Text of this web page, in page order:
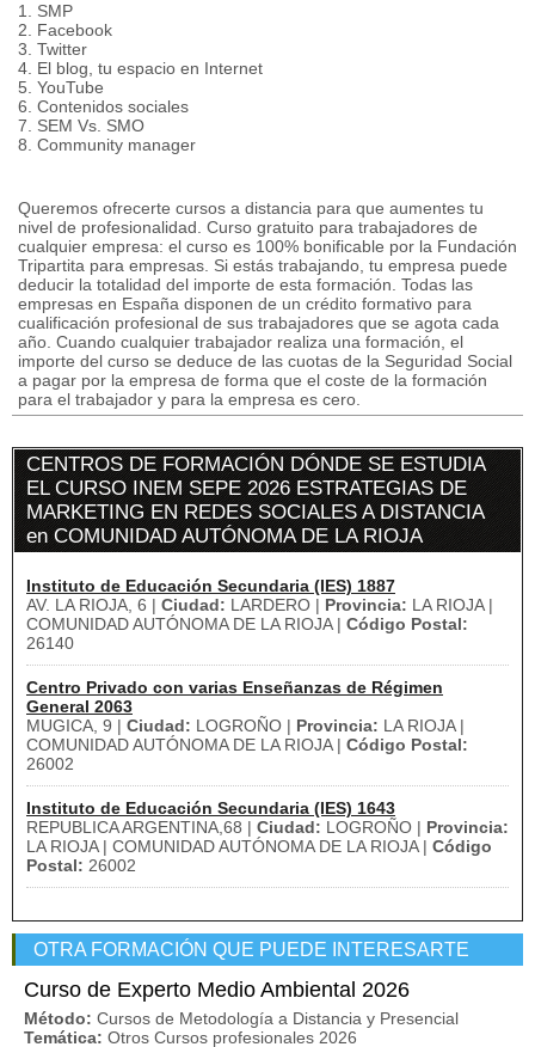
1. SMP
2. Facebook
3. Twitter
4. El blog, tu espacio en Internet
5. YouTube
6. Contenidos sociales
7. SEM Vs. SMO
8. Community manager
Queremos ofrecerte cursos a distancia para que aumentes tu
nivel de profesionalidad. Curso gratuito para trabajadores de
cualquier empresa: el curso es 100% bonificable por la Fundación
Tripartita para empresas. Si estás trabajando, tu empresa puede
deducir la totalidad del importe de esta formación. Todas las
empresas en España disponen de un crédito formativo para
cualificación profesional de sus trabajadores que se agota cada
año. Cuando cualquier trabajador realiza una formación, el
importe del curso se deduce de las cuotas de la Seguridad Social
a pagar por la empresa de forma que el coste de la formación
para el trabajador y para la empresa es cero.
CENTROS DE FORMACIÓN DÓNDE SE ESTUDIA
EL CURSO INEM SEPE 2026 ESTRATEGIAS DE
MARKETING EN REDES SOCIALES A DISTANCIA
en COMUNIDAD AUTÓNOMA DE LA RIOJA
Instituto de Educación Secundaria (IES) 1887
AV. LA RIOJA, 6 | Ciudad: LARDERO | Provincia: LA RIOJA |
COMUNIDAD AUTÓNOMA DE LA RIOJA | Código Postal:
26140
Centro Privado con varias Enseñanzas de Régimen
General 2063
MUGICA, 9 | Ciudad: LOGROÑO | Provincia: LA RIOJA |
COMUNIDAD AUTÓNOMA DE LA RIOJA | Código Postal:
26002
Instituto de Educación Secundaria (IES) 1643
REPUBLICA ARGENTINA,68 | Ciudad: LOGROÑO | Provincia:
LA RIOJA | COMUNIDAD AUTÓNOMA DE LA RIOJA | Código
Postal: 26002
OTRA FORMACIÓN QUE PUEDE INTERESARTE
Curso de Experto Medio Ambiental 2026
Método: Cursos de Metodología a Distancia y Presencial
Temática: Otros Cursos profesionales 2026